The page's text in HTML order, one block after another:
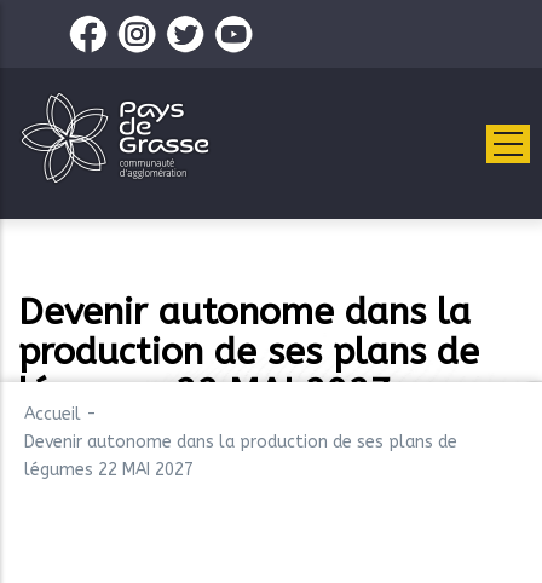
contenu
principal
Devenir autonome dans la
production de ses plans de
légumes 22 MAI 2027
Accueil -
Devenir autonome dans la production de ses plans de
légumes 22 MAI 2027